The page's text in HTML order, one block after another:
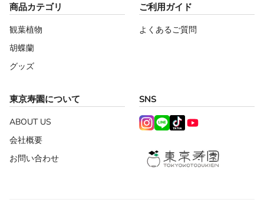
商品カテゴリ
観葉植物
胡蝶蘭
グッズ
ご利用ガイド
よくあるご質問
東京寿園について
ABOUT US
会社概要
お問い合わせ
SNS